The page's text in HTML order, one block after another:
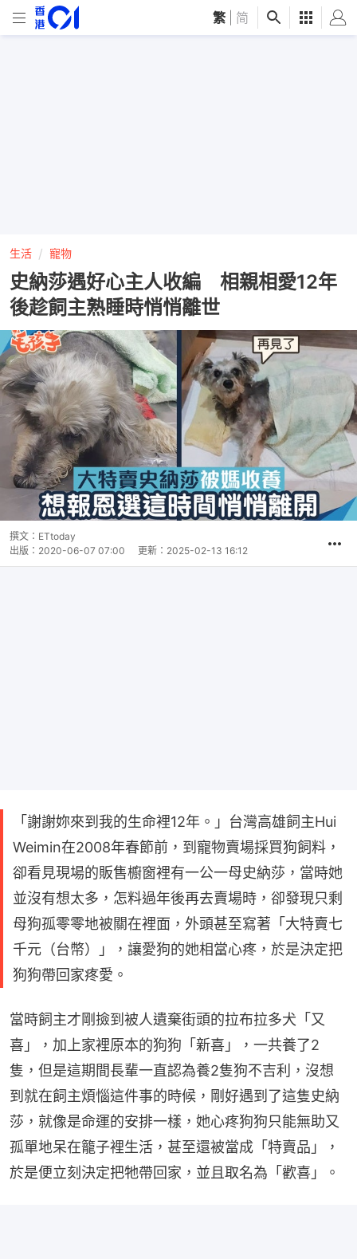
繁 简
生活 寵物
史納莎遇好心主人收編 相親相愛12年
後趁飼主熟睡時悄悄離世
撰文： ETtoday
出版： 2020-06-07 07:00 更新： 2025-02-13 16:12
「謝謝妳來到我的生命裡12年。」台灣高雄飼主Hui
Weimin在2008年春節前，到寵物賣場採買狗飼料，
卻看見現場的販售櫥窗裡有一公一母史納莎，當時她
並沒有想太多，怎料過年後再去賣場時，卻發現只剩
母狗孤零零地被關在裡面，外頭甚至寫著「大特賣七
千元（台幣）」，讓愛狗的她相當心疼，於是決定把
狗狗帶回家疼愛。
當時飼主才剛撿到被人遺棄街頭的拉布拉多犬「又
喜」，加上家裡原本的狗狗「新喜」，一共養了2
隻，但是這期間長輩一直認為養2隻狗不吉利，沒想
到就在飼主煩惱這件事的時候，剛好遇到了這隻史納
莎，就像是命運的安排一樣，她心疼狗狗只能無助又
孤單地呆在籠子裡生活，甚至還被當成「特賣品」，
於是便立刻決定把牠帶回家，並且取名為「歡喜」。